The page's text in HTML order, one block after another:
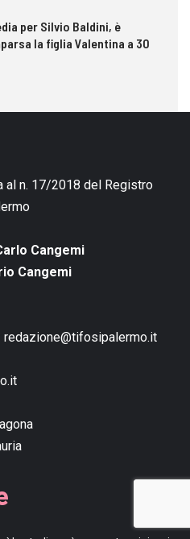
per Silvio Baldini, è
la figlia Valentina a 30
al n. 17/2018 del Registro
Cangemi
Cangemi
redazione@tifosipalermo.it